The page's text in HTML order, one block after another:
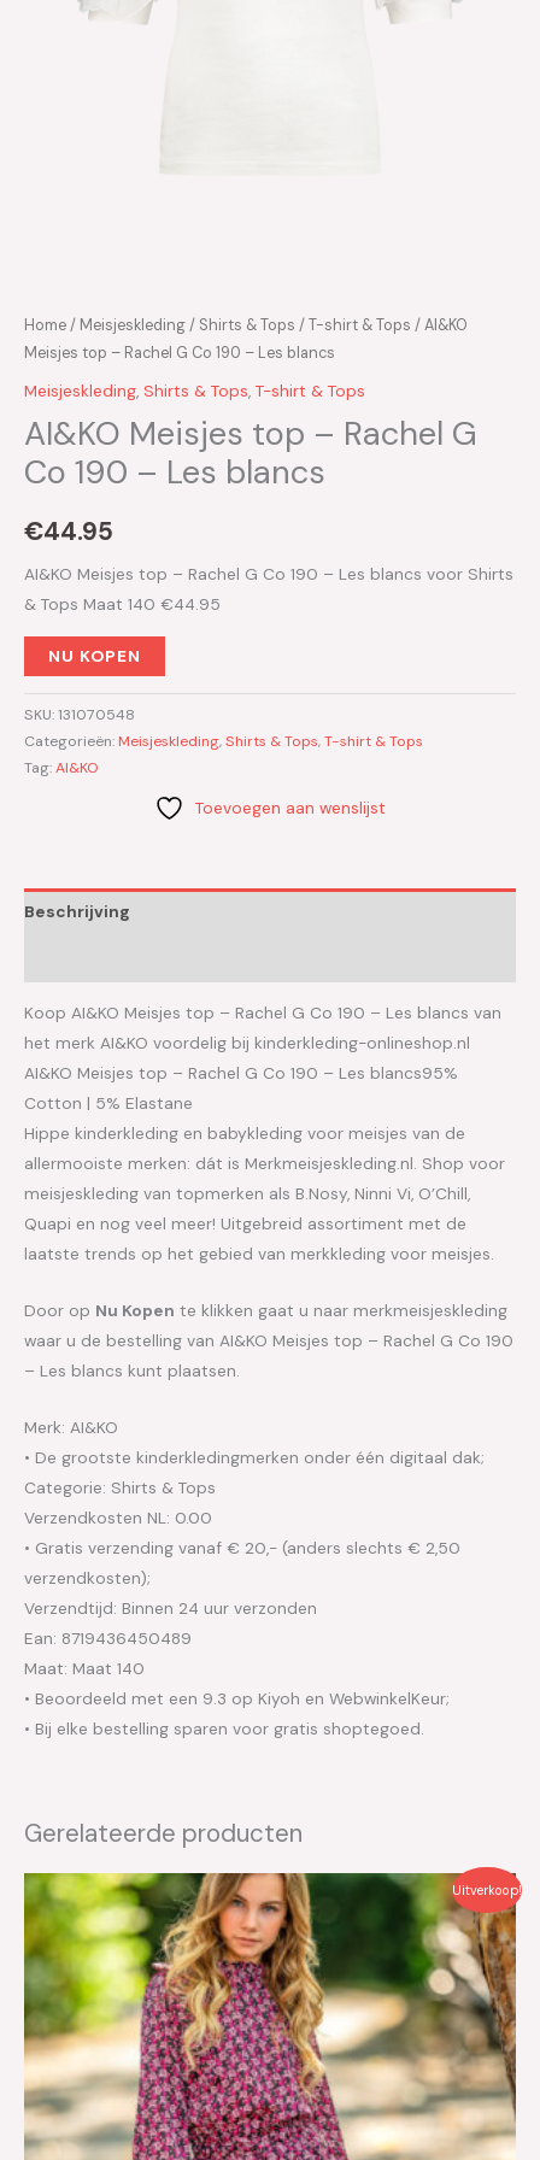
Home/ Meisjeskleding/ Shirts & Tops /T-shirt & Tops / AI&KO
Meisjes top – Rachel G Co 190 – Les blancs
Meisjeskleding, Shirts & Tops, T-shirt & Tops
AI&KO Meisjes top – Rachel G
Co 190 – Les blancs
€44.95
AI&KO Meisjes top – Rachel G Co 190 – Les blancs voor Shirts
& Tops Maat 140 €44.95
NU KOPEN
SKU:131070548
Categorieën: Meisjeskleding,Shirts & Tops,T-shirt & Tops
Tag:AI&KO
Toevoegen aan wenslijst
Beschrijving
Koop AI&KO Meisjes top – Rachel G Co 190 – Les blancs van
het merk AI&KO voordelig bij kinderkleding-onlineshop.nl
AI&KO Meisjes top – Rachel G Co 190 – Les blancs95%
Cotton | 5% Elastane
Hippe kinderkleding en babykleding voor meisjes van de
allermooiste merken: dát is Merkmeisjeskleding.nl. Shop voor
meisjeskleding van topmerken als B.Nosy, Ninni Vi, O’Chill,
Quapi en nog veel meer! Uitgebreid assortiment met de
laatste trends op het gebied van merkkleding voor meisjes.
Door op Nu Kopen te klikken gaat u naar merkmeisjeskleding
waar u de bestelling van AI&KO Meisjes top – Rachel G Co 190
– Les blancs kunt plaatsen.
Merk: AI&KO
• De grootste kinderkledingmerken onder één digitaal dak;
Categorie: Shirts & Tops
Verzendkosten NL: 0.00
• Gratis verzending vanaf € 20,- (anders slechts € 2,50
verzendkosten);
Verzendtijd: Binnen 24 uur verzonden
Ean: 8719436450489
Maat: Maat 140
• Beoordeeld met een 9.3 op Kiyoh en WebwinkelKeur;
• Bij elke bestelling sparen voor gratis shoptegoed.
Gerelateerde producten
Uitverkoop!
Oorspronkelijke
prijs
was:
€59.95.
Huidige
prijs
is:
€30.00.